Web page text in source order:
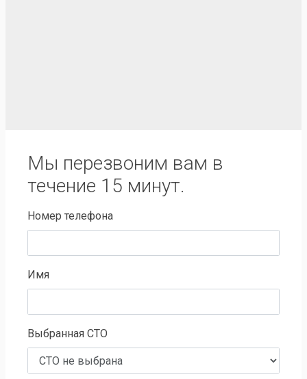
Мы перезвоним вам в
течение 15 минут.
Номер телефона
Имя
Выбранная СТО